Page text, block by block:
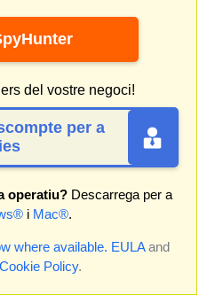
del vostre negoci!
per a
operatiu?Descarrega per a
i Mac®.
where available. EULAand
Policy.